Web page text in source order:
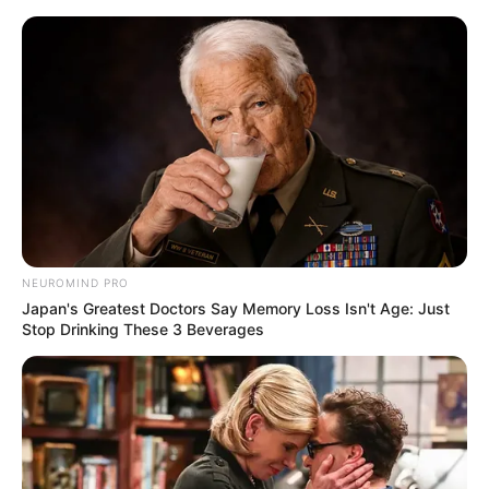
HOME
Home > Incentivo Adicional > Notícia >
Saiba quanto cada
estado recebeu de repasse do Governo Federal em 2025.
NEUROMIND PRO
Japan's Greatest Doctors Say Memory Loss Isn't Age: Just
Stop Drinking These 3 Beverages